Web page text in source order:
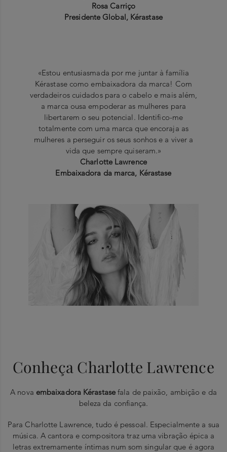
Rosa Carriço
Presidente Global, Kérastase
«Estou entusiasmada por me juntar à família
Kérastase como embaixadora da marca! Com
verdadeiros cuidados para o cabelo e mais além,
a marca ousa empoderar as mulheres para
libertarem o seu potencial. Identifico-me
totalmente com uma marca que encoraja as
mulheres a perseguir os seus sonhos e a viver a
vida que sempre quiseram.»
Charlotte Lawrence
Embaixadora da marca, Kérastase
Conheça Charlotte Lawrence
A nova embaixadora Kérastasefala de paixão, ambição e da
beleza da confiança.
Para Charlotte Lawrence, tudo é pessoal. Especialmente a sua
música. A cantora e compositora traz uma vibração épica a
letras extremamente íntimas num som singular que é agora